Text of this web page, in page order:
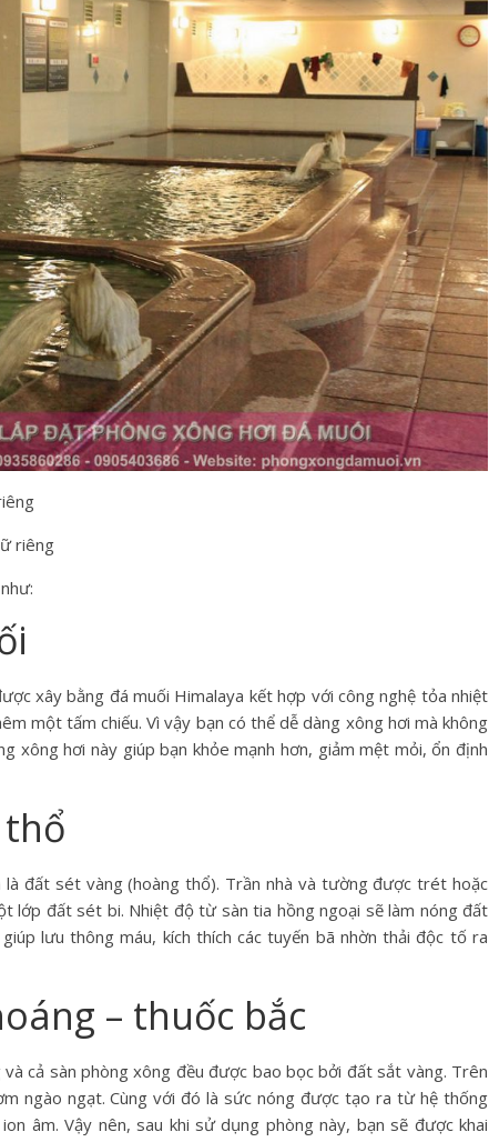
riêng
xây bằng đá muối Himalaya kết hợp với công nghệ tỏa nhiệt
một tấm chiếu. Vì vậy bạn có thể dễ dàng xông hơi mà không
xông hơi này giúp bạn khỏe mạnh hơn, giảm mệt mỏi, ổn định
đất sét vàng (hoàng thổ). Trần nhà và tường được trét hoặc
lớp đất sét bi. Nhiệt độ từ sàn tia hồng ngoại sẽ làm nóng đất
lưu thông máu, kích thích các tuyến bã nhờn thải độc tố ra
– thuốc bắc
cả sàn phòng xông đều được bao bọc bởi đất sắt vàng. Trên
ngào ngạt. Cùng với đó là sức nóng được tạo ra từ hệ thống
âm. Vậy nên, sau khi sử dụng phòng này, bạn sẽ được khai